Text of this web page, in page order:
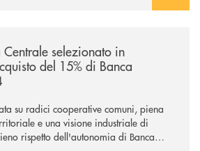
selezionato in
del 15% di Banca
su radici cooperative comuni, piena
e una visione industriale di
rispetto dell'autonomia di Banca